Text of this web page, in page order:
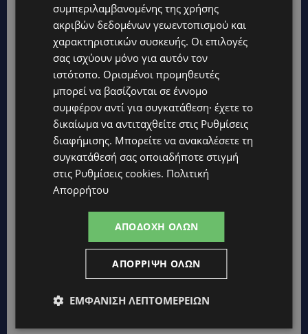
συμπεριλαμβανομένης της χρήσης
ακριβών δεδομένων γεωεντοπισμού και
χαρακτηριστικών συσκευής. Οι επιλογές
σας ισχύουν μόνο για αυτόν τον
ιστότοπο. Ορισμένοι προμηθευτές
μπορεί να βασίζονται σε έννομο
συμφέρον αντί για συγκατάθεση· έχετε το
δικαίωμα να αντιταχθείτε στις Ρυθμίσεις
διαφήμισης. Μπορείτε να ανακαλέσετε τη
συγκατάθεσή σας οποιαδήποτε στιγμή
στις Ρυθμίσεις cookies. Πολιτική
Απορρήτου
ΑΠΟΔΟΧΉ ΌΛΩΝ
ΑΠΌΡΡΙΨΗ ΌΛΩΝ
ΕΜΦΆΝΙΣΗ ΛΕΠΤΟΜΕΡΕΙΏΝ